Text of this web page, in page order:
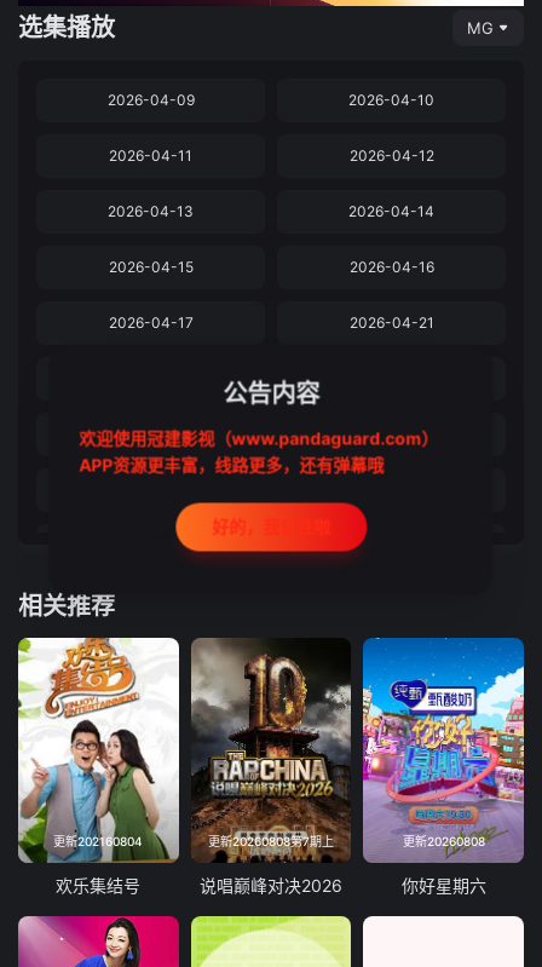
选集播放 MG
2026-04-09 2026-04-10
2026-04-11 2026-04-12
2026-04-13 2026-04-14
2026-04-15 2026-04-16
2026-04-17 2026-04-21
2026-04-24 2026-04-29
2026-05-06 2026-05-07
2026-05-08
2026-05-14 2026-05-15
2026-05-20 2026-05-21
2026-05-22 2026-05-27
2026-05-28 2026-05-29
2026-06-03 2026-06-04
2026-06-05
相关推荐
更新202160804
欢乐集结号
更新20260808第7期上
说唱巅峰对决2026
更新20260808
你好星期六
公告内容
欢迎使用冠建影视（www.pandaguard.com）
APP资源更丰富，线路更多，还有弹幕哦
好的，我记住啦